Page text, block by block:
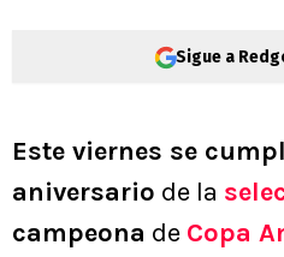
Sigue a
Este viernes se
aniversario de la
campeona de Copa